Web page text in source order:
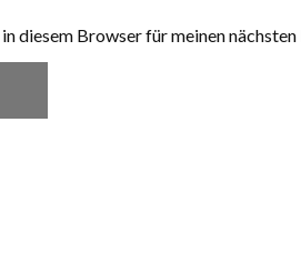
diesem Browser für meinen